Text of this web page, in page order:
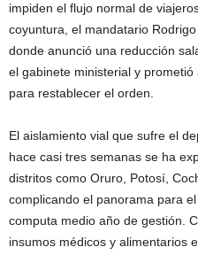
impiden el flujo normal de
coyuntura, el mandatario
donde anunció una reducción
el gabinete ministerial y
para restablecer el orden.
El aislamiento vial que sufre el
hace casi tres semanas se ha
distritos como Oruro, Potosí,
complicando el panorama para
computa medio año de gestión.
insumos médicos y alimentarios